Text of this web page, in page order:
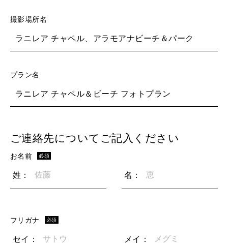
撮影場所名
ラニレア チャペル、アラモアナビーチ＆パーク
プラン名
ラニレア チャペル＆ビーチ フォトプラン
ご連絡先についてご記入ください
お名前 必須
姓： 名：
フリガナ 必須
セイ： メイ：